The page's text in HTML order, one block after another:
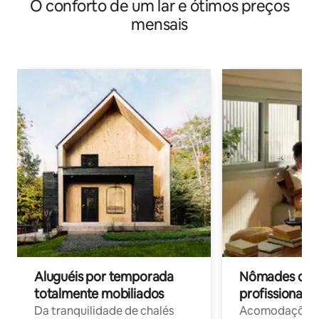
O conforto de um lar e ótimos preços
mensais
Aluguéis por temporada
totalmente mobiliados
Da tranquilidade de chalés
Nômades
profissionais